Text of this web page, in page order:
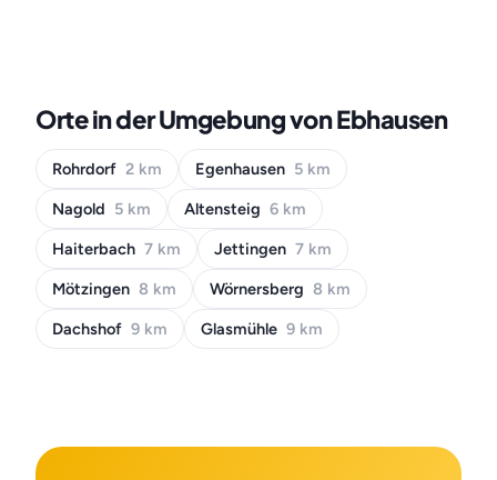
Orte in der Umgebung von Ebhausen
Rohrdorf 2 km Egenhausen 5 km
Nagold 5 km Altensteig 6 km
Haiterbach 7 km Jettingen 7 km
Mötzingen 8 km Wörnersberg 8 km
Dachshof 9 km Glasmühle 9 km